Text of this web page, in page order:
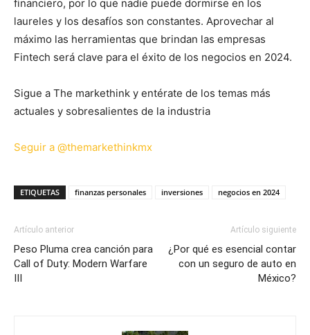
financiero, por lo que nadie puede dormirse en los
laureles y los desafíos son constantes. Aprovechar al
máximo las herramientas que brindan las empresas
Fintech será clave para el éxito de los negocios en 2024.
Sigue a The markethink y entérate de los temas más
actuales y sobresalientes de la industria
Seguir a @themarkethinkmx
ETIQUETAS finanzas personales inversiones negocios en 2024
Artículo anterior
Peso Pluma crea canción para
Call of Duty: Modern Warfare
III
Artículo siguiente
¿Por qué es esencial contar
con un seguro de auto en
México?